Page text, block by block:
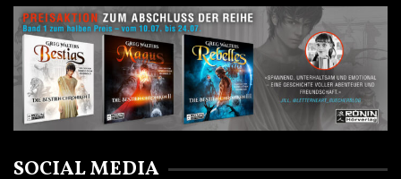
SOCIAL MEDIA